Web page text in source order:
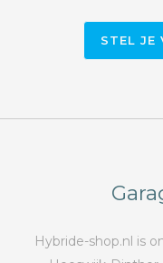
STEL JE
Hybride-shop.nl is